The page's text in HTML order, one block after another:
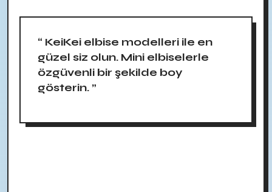
“ KeiKei elbise modelleri ile en
güzel siz olun. Mini elbiselerle
özgüvenli bir şekilde boy
gösterin. ”